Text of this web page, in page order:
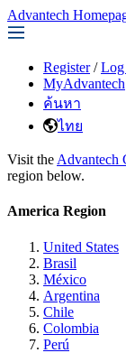
Advantech
Register /
MyAdvantech
ค้นหา
ไทย
Visit the Advantech
region below.
America Region
United States
Brasil
México
Argentina
Chile
Colombia
Perú